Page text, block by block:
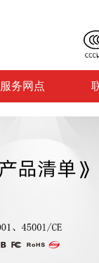
服务网点